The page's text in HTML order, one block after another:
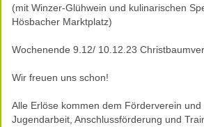
(mit Winzer-Glühwein und kulinarischen
Hösbacher Marktplatz)
Wochenende 9.12/ 10.12.23
Wir freuen uns schon!
Alle Erlöse kommen dem Förderverein
Jugendarbeit, Anschlussförderung und